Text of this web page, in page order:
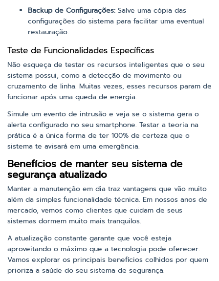
Backup de Configurações: Salve uma cópia das
configurações do sistema para facilitar uma eventual
restauração.
Teste de Funcionalidades Específicas
Não esqueça de testar os recursos inteligentes que o seu
sistema possui, como a detecção de movimento ou
cruzamento de linha. Muitas vezes, esses recursos param de
funcionar após uma queda de energia.
Simule um evento de intrusão e veja se o sistema gera o
alerta configurado no seu smartphone. Testar a teoria na
prática é a única forma de ter 100% de certeza que o
sistema te avisará em uma emergência.
Benefícios de manter seu sistema de
segurança atualizado
Manter a manutenção em dia traz vantagens que vão muito
além da simples funcionalidade técnica. Em nossos anos de
mercado, vemos como clientes que cuidam de seus
sistemas dormem muito mais tranquilos.
A atualização constante garante que você esteja
aproveitando o máximo que a tecnologia pode oferecer.
Vamos explorar os principais benefícios colhidos por quem
prioriza a saúde do seu sistema de segurança.